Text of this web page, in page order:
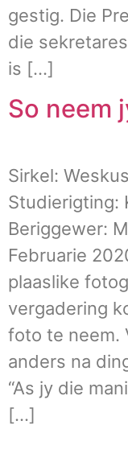
gestig. Die
die
is […]
So neem
Sirkel:
Studierigting:
Beriggewer:
Februarie
plaaslike
vergadering
foto te neem.
anders na
“As jy die
[…]